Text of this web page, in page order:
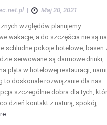
| Maj 20, 2021
względów planujemy
wakacje, a do szczęścia nie są
schludne pokoje hotelowe, basen
serwowane są darmowe drinki,
płyta w hotelowej restauracji,
to doskonałe rozwiązanie dla nas.
szczególnie dobra dla tych,
dzień kontakt z naturą, spokój,…